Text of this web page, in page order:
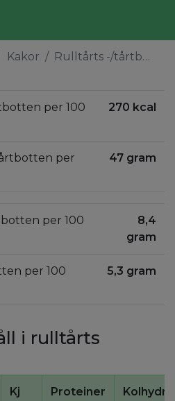
Kakor Rulltårts -/tårtbotten
per 100
270 kcal
per
47 gram
per 100
8,4
gram
per 100
5,3 gram
i rulltårts
Kj Proteiner